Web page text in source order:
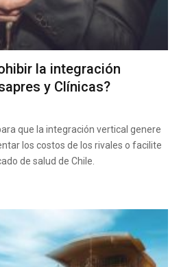
la integración
y Clínicas?
que la integración vertical genere
los costos de los rivales o facilite
de salud de Chile.